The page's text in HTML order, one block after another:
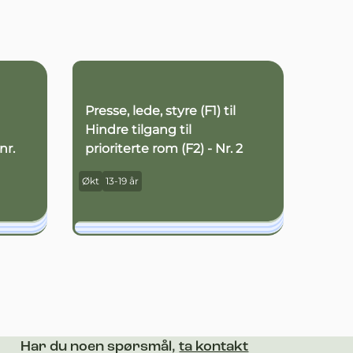
Presse, lede, styre (F1) til
Hindre tilgang til
prioriterte rom (F2) - Nr. 2
Økt 13-19 år
Har du noen spørsmål,ta kontakt